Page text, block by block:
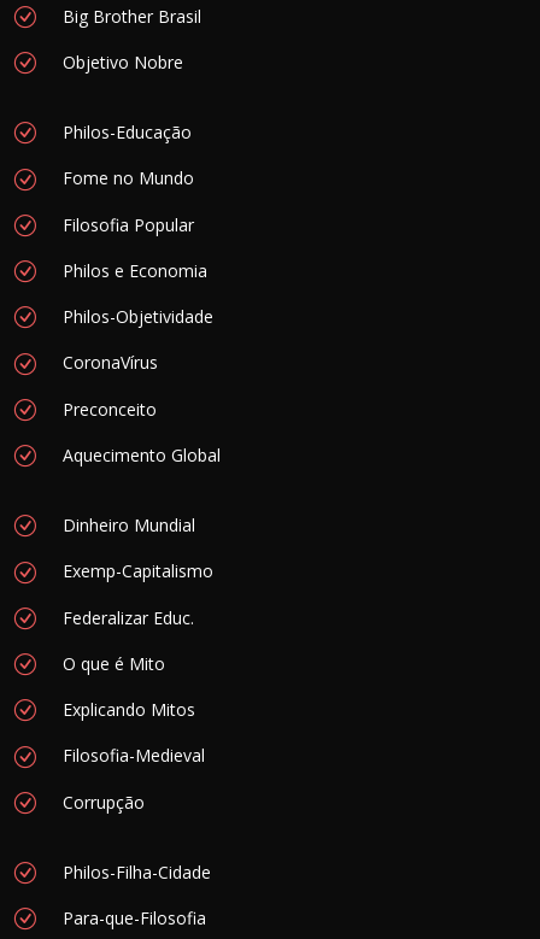
Big Brother Brasil
Objetivo Nobre
Philos-Educação
Fome no Mundo
Filosofia Popular
Philos e Economia
Philos-Objetividade
CoronaVírus
Preconceito
Aquecimento Global
Dinheiro Mundial
Exemp-Capitalismo
Federalizar Educ.
O que é Mito
Explicando Mitos
Filosofia-Medieval
Corrupção
Philos-Filha-Cidade
Para-que-Filosofia